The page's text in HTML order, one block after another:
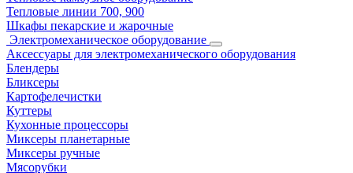
Тепловые линии 700, 900
Шкафы пекарские и жарочные
Электромеханическое оборудование
Аксессуары для электромеханического оборудования
Блендеры
Бликсеры
Картофелечистки
Куттеры
Кухонные процессоры
Миксеры планетарные
Миксеры ручные
Мясорубки